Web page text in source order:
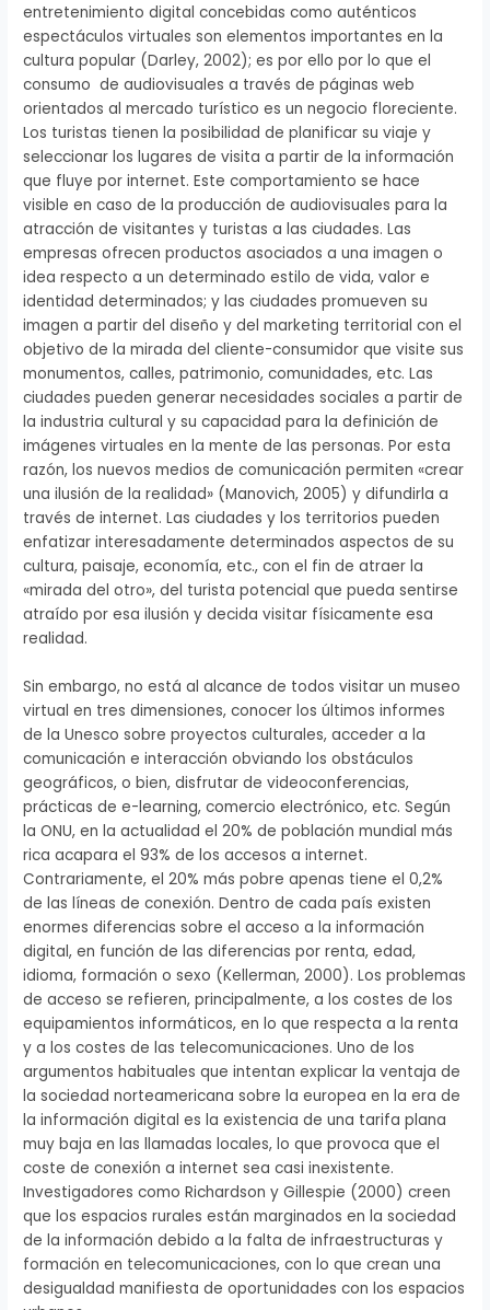
entretenimiento digital concebidas como auténticos
espectáculos virtuales son elementos importantes en la
cultura popular (Darley, 2002); es por ello por lo que el
consumo de audiovisuales a través de páginas web
orientados al mercado turístico es un negocio floreciente.
Los turistas tienen la posibilidad de planificar su viaje y
seleccionar los lugares de visita a partir de la información
que fluye por internet. Este comportamiento se hace
visible en caso de la producción de audiovisuales para la
atracción de visitantes y turistas a las ciudades. Las
empresas ofrecen productos asociados a una imagen o
idea respecto a un determinado estilo de vida, valor e
identidad determinados; y las ciudades promueven su
imagen a partir del diseño y del marketing territorial con el
objetivo de la mirada del cliente-consumidor que visite sus
monumentos, calles, patrimonio, comunidades, etc. Las
ciudades pueden generar necesidades sociales a partir de
la industria cultural y su capacidad para la definición de
imágenes virtuales en la mente de las personas. Por esta
razón, los nuevos medios de comunicación permiten «crear
una ilusión de la realidad» (Manovich, 2005) y difundirla a
través de internet. Las ciudades y los territorios pueden
enfatizar interesadamente determinados aspectos de su
cultura, paisaje, economía, etc., con el fin de atraer la
«mirada del otro», del turista potencial que pueda sentirse
atraído por esa ilusión y decida visitar físicamente esa
realidad.
Sin embargo, no está al alcance de todos visitar un museo
virtual en tres dimensiones, conocer los últimos informes
de la Unesco sobre proyectos culturales, acceder a la
comunicación e interacción obviando los obstáculos
geográficos, o bien, disfrutar de videoconferencias,
prácticas de e-learning, comercio electrónico, etc. Según
la ONU, en la actualidad el 20% de población mundial más
rica acapara el 93% de los accesos a internet.
Contrariamente, el 20% más pobre apenas tiene el 0,2%
de las líneas de conexión. Dentro de cada país existen
enormes diferencias sobre el acceso a la información
digital, en función de las diferencias por renta, edad,
idioma, formación o sexo (Kellerman, 2000). Los problemas
de acceso se refieren, principalmente, a los costes de los
equipamientos informáticos, en lo que respecta a la renta
y a los costes de las telecomunicaciones. Uno de los
argumentos habituales que intentan explicar la ventaja de
la sociedad norteamericana sobre la europea en la era de
la información digital es la existencia de una tarifa plana
muy baja en las llamadas locales, lo que provoca que el
coste de conexión a internet sea casi inexistente.
Investigadores como Richardson y Gillespie (2000) creen
que los espacios rurales están marginados en la sociedad
de la información debido a la falta de infraestructuras y
formación en telecomunicaciones, con lo que crean una
desigualdad manifiesta de oportunidades con los espacios